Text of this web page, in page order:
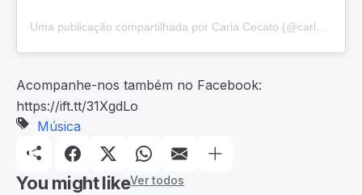
Uma publicação compartilhada por Carla Cecato (@carlacecato)
Acompanhe-nos também no Facebook:
https://ift.tt/31XgdLo
Música
You might likeVer todos